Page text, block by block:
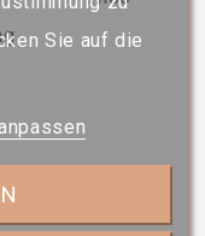
Sie auf die